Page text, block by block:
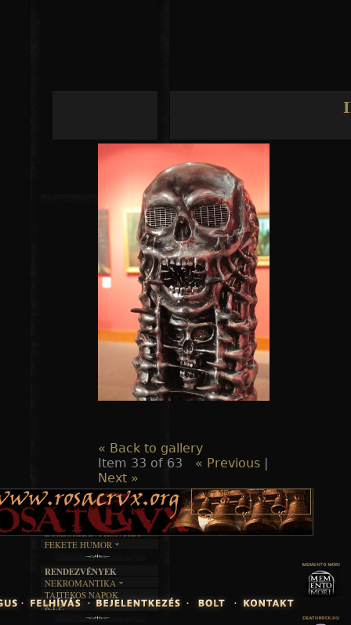
« Back to gallery
Item 33 of 63
« Previous
Next »
TAJTÉKOS LAPOK
ZENE
EGYÜTTESEK
INTERJÚK
FORDÍTÁSOK
DALSZÖVEGEK
ÍRÁSOK
IRODALOM
FILM
ÍRÁSTÖRTÉNET
BOSZORKÁNYKONYHA
FEKETE HUMOR
SZÖVEGES
RENDEZVÉNYEK
NEKROMANTIKA
AKTUÁLIS
A MÚLT
TAJTÉKOS NAPOK
R.I.P.